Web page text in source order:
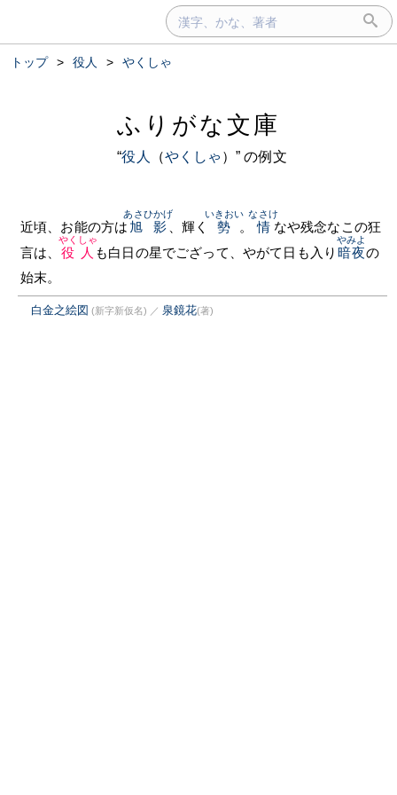
トップ > 役人 > やくしゃ
ふりがな文庫
“役人 （やくしゃ ）” の例文
近頃、お能の方は 旭影
あさひかげ
、輝く 勢
いきおい
。 情
なさけ
なや残念なこの狂
言は、 役人
やくしゃ
も白日の星でござって、やがて日も入り 暗夜
やみよ
の
始末。
白金之絵図 (新字新仮名) ／ 泉鏡花(著)